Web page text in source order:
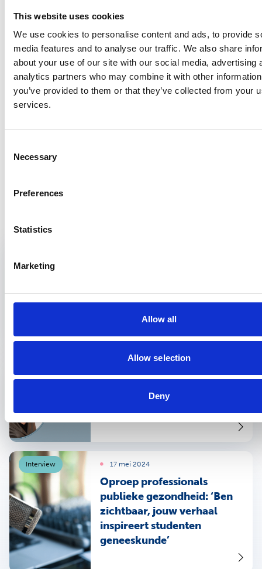
This website uses cookies
We use cookies to personalise content and ads, to provide
media features and to analyse our traffic. We also share
about your use of our site with our social media, advertising
analytics partners who may combine it with other
you’ve provided to them or that they’ve collected from your
services.
Selection
Necessary
Preferences
Statistics
Marketing
Allow all
Allow selection
Deny
Bosma.
Het grotere doel is het verhogen van de vaccinatiegraad en het
voorkomen dat baby’s onnodig in het ziekenhuis belanden of
zelfs overlijden. Jeugdgezondheidszorg Kennemerland blijft de
redenen voor het niet vaccineren aankomend jaar registreren en
voegt de redenen om wél te vaccineren hieraan toe om nog
vinden.
Wil je meer weten over dit onderzoek? Neem contact op met
arm was, werd ik heel
Wicked problems pitchen
aan bestuurders: vijf
19 juni 2024
Interview
Oproep professionals
publieke gezondheid: ‘Ben
zichtbaar, jouw verhaal
inspireert studenten
geneeskunde’
17 mei 2024